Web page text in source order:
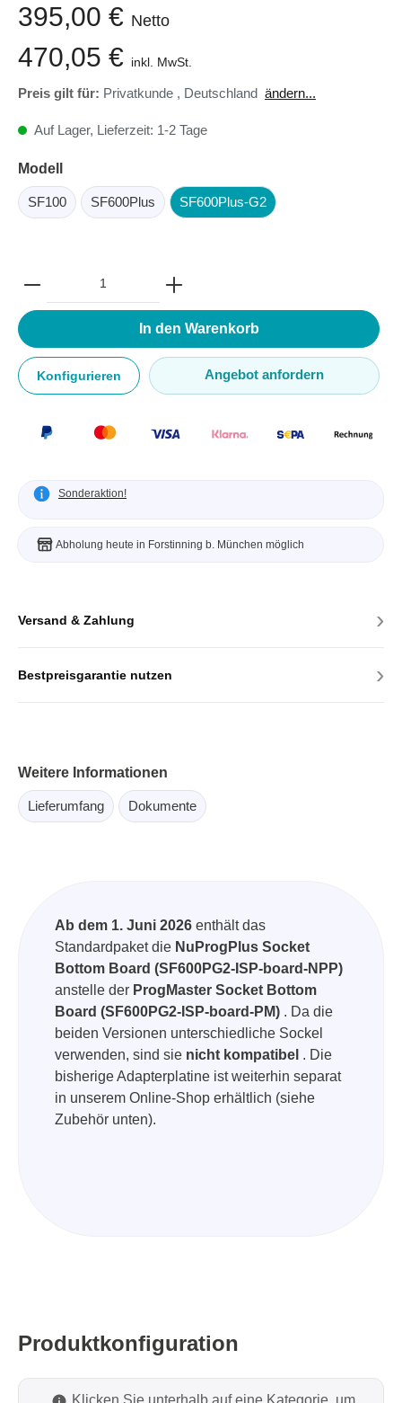
395,00 € Netto
470,05 € inkl. MwSt.
Preis gilt für: Privatkunde , Deutschland ändern...
Auf Lager, Lieferzeit: 1-2 Tage
Modell
SF100 SF600Plus SF600Plus-G2
In den Warenkorb
Konfigurieren Angebot anfordern
Sonderaktion!
Abholung heute in Forstinning b. München möglich
Versand & Zahlung ›
Bestpreisgarantie nutzen ›
Weitere Informationen
Lieferumfang Dokumente
Ab dem 1. Juni 2026 enthält das
Standardpaket die NuProgPlus Socket
Bottom Board (SF600PG2-ISP-board-NPP)
anstelle der ProgMaster Socket Bottom
Board (SF600PG2-ISP-board-PM) . Da die
beiden Versionen unterschiedliche Sockel
verwenden, sind sie nicht kompatibel . Die
bisherige Adapterplatine ist weiterhin separat
in unserem Online-Shop erhältlich (siehe
Zubehör unten).
Produktkonfiguration
Klicken Sie unterhalb auf eine Kategorie, um